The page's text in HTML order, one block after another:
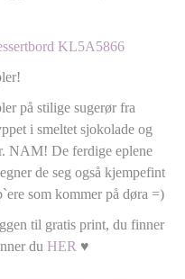
på stilige sugerør fra
i smeltet sjokolade og
NAM! De ferdige eplene
de seg også kjempefint
som kommer på døra =)
til gratis print, du finner
du HER♥